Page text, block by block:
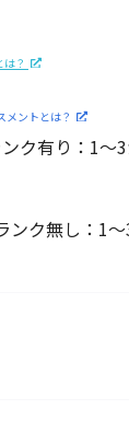
？
メントとは？
ク有り：1
ンク無し：1